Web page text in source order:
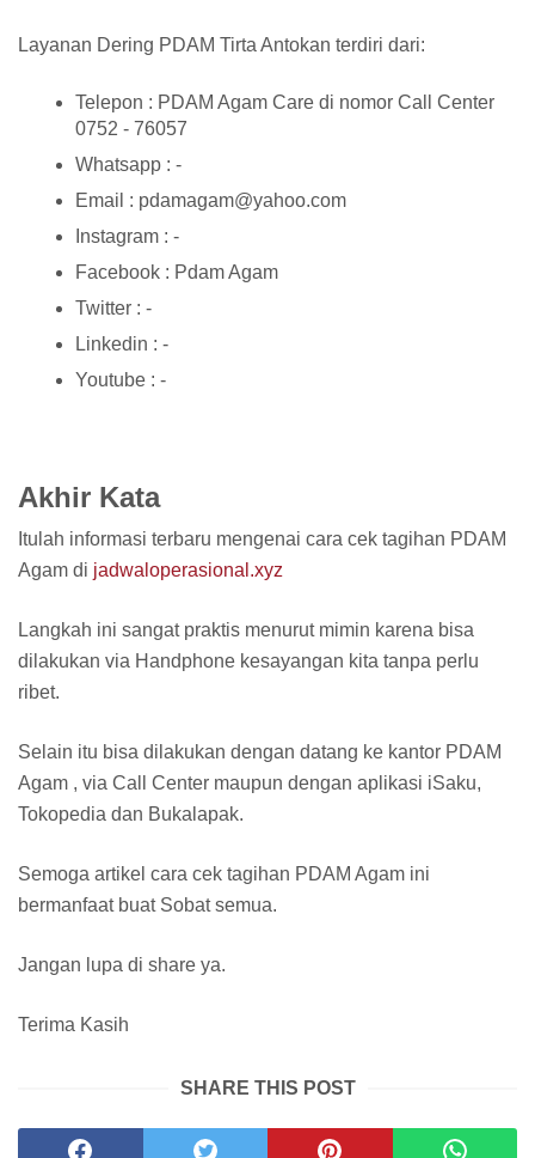
Layanan Dering PDAM Tirta Antokan terdiri dari:
Telepon : PDAM Agam Care di nomor Call Center
0752 - 76057
Whatsapp : -
Email : pdamagam@yahoo.com
Instagram : -
Facebook : Pdam Agam
Twitter : -
Linkedin : -
Youtube : -
Akhir Kata
Itulah informasi terbaru mengenai cara cek tagihan PDAM
Agam di jadwaloperasional.xyz
Langkah ini sangat praktis menurut mimin karena bisa
dilakukan via Handphone kesayangan kita tanpa perlu
ribet.
Selain itu bisa dilakukan dengan datang ke kantor PDAM
Agam , via Call Center maupun dengan aplikasi iSaku,
Tokopedia dan Bukalapak.
Semoga artikel cara cek tagihan PDAM Agam ini
bermanfaat buat Sobat semua.
Jangan lupa di share ya.
Terima Kasih
SHARE THIS POST